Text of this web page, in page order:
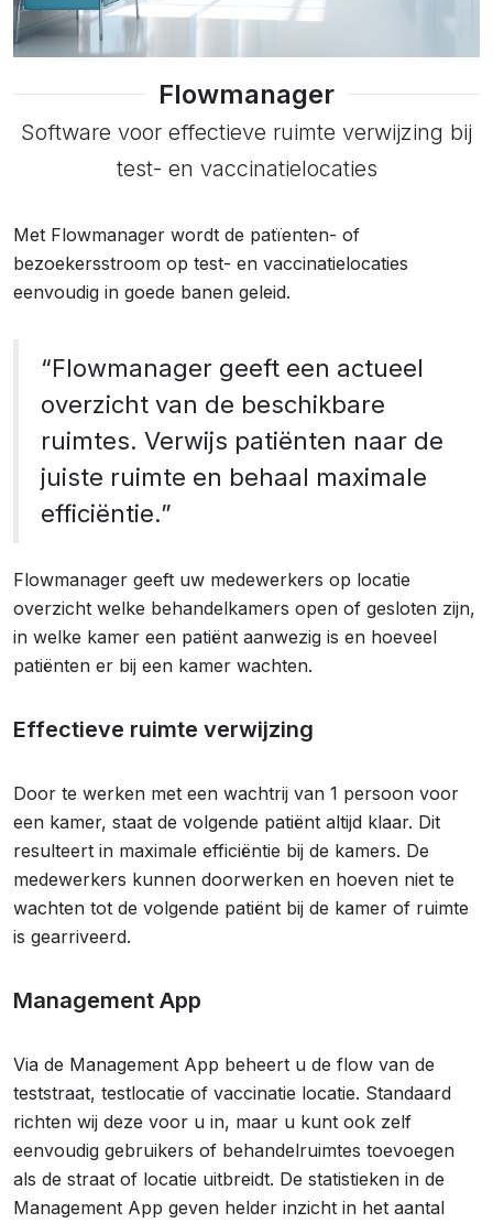
Flowmanager
Software voor effectieve ruimte verwijzing bij
test- en vaccinatielocaties
Met Flowmanager wordt de patïenten- of
bezoekersstroom op test- en vaccinatielocaties
eenvoudig in goede banen geleid.
“Flowmanager geeft een actueel
overzicht van de beschikbare
ruimtes. Verwijs patiënten naar de
juiste ruimte en behaal maximale
efficiëntie.”
Flowmanager geeft uw medewerkers op locatie
overzicht welke behandelkamers open of gesloten zijn,
in welke kamer een patiënt aanwezig is en hoeveel
patiënten er bij een kamer wachten.
Effectieve ruimte verwijzing
Door te werken met een wachtrij van 1 persoon voor
een kamer, staat de volgende patiënt altijd klaar. Dit
resulteert in maximale efficiëntie bij de kamers. De
medewerkers kunnen doorwerken en hoeven niet te
wachten tot de volgende patiënt bij de kamer of ruimte
is gearriveerd.
Management App
Via de Management App beheert u de flow van de
teststraat, testlocatie of vaccinatie locatie. Standaard
richten wij deze voor u in, maar u kunt ook zelf
eenvoudig gebruikers of behandelruimtes toevoegen
als de straat of locatie uitbreidt. De statistieken in de
Management App geven helder inzicht in het aantal